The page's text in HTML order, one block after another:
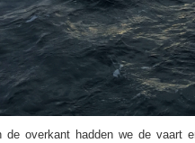
de overkant hadden we de vaart